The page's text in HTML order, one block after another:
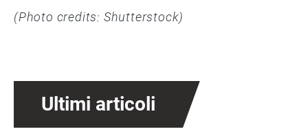
(Photo credits: Shutterstock)
Ultimi articoli